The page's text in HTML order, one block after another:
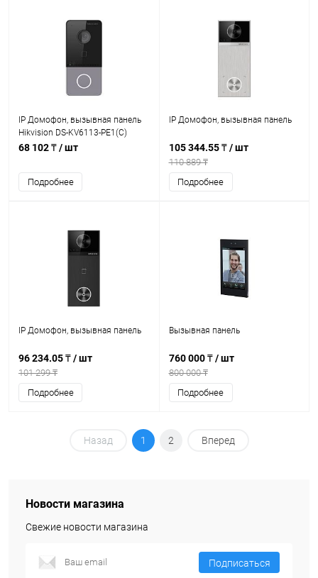
IP Домофон, вызывная панель
Hikvision DS-KV6113-PE1(C)
68 102 ₸/ шт
Подробнее
IP Домофон, вызывная панель
105 344.55 ₸/ шт
110 889 ₸
Подробнее
IP Домофон, вызывная панель
96 234.05 ₸/ шт
101 299 ₸
Подробнее
Вызывная панель
760 000 ₸/ шт
800 000 ₸
Подробнее
Назад 1 2 Вперед
Новости магазина
Свежие новости магазина
Подписаться